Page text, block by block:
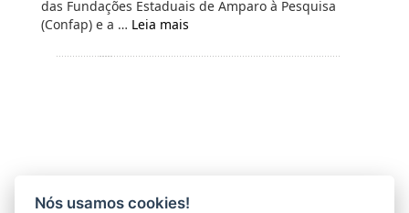
das Fundações Estaduais de Amparo à Pesquisa
(Confap) e a … Leia mais
Nós usamos cookies!